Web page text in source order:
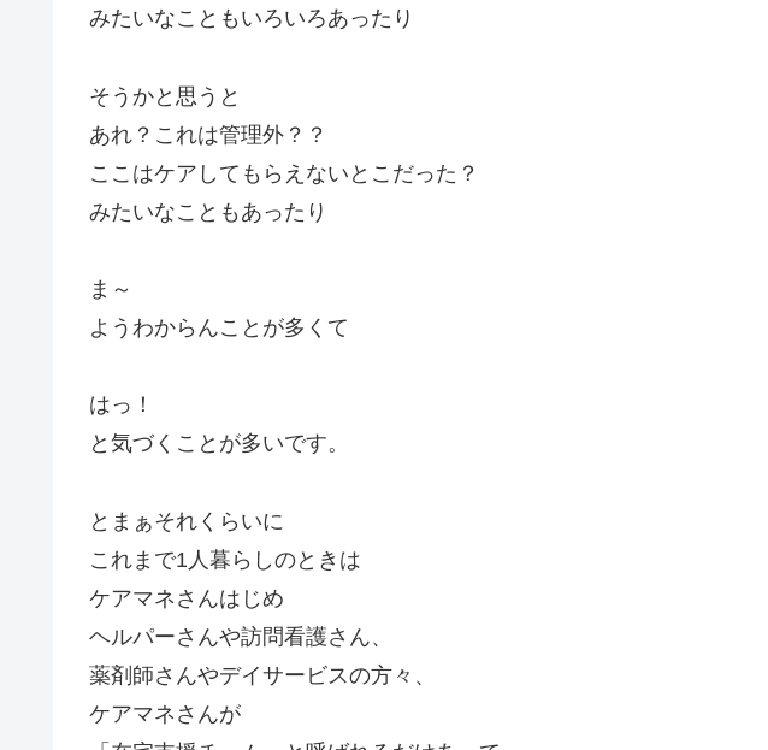
みたいなこともいろいろあったり
そうかと思うと
あれ？これは管理外？？
ここはケアしてもらえないとこだった？
みたいなこともあったり
ま～
ようわからんことが多くて
はっ！
と気づくことが多いです。
とまぁそれくらいに
これまで1人暮らしのときは
ケアマネさんはじめ
ヘルパーさんや訪問看護さん、
薬剤師さんやデイサービスの方々、
ケアマネさんが